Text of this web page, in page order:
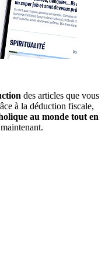
des articles que vous
à la déduction fiscale,
au monde tout en